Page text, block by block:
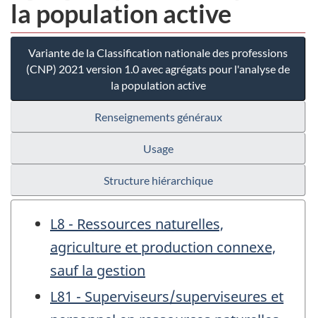
la population active
Variante de la Classification nationale des professions
(CNP) 2021 version 1.0 avec agrégats pour l'analyse de
la population active
Renseignements généraux
Usage
Structure hiérarchique
L8 - Ressources naturelles,
agriculture et production connexe,
sauf la gestion
L81 - Superviseurs/superviseures et